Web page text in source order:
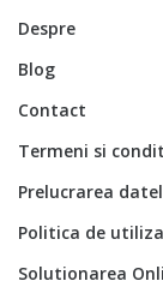
Despre
Blog
Contact
Termeni si
Prelucrarea
Politica de
Solutionarea